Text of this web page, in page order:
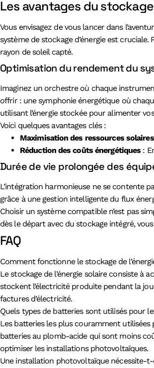
Les avantages du
Vous envisagez de vous lancer dans
système de stockage d’énergie est
rayon de soleil capté.
Optimisation du rendement du
Imaginez un orchestre où chaque
offrir : une symphonie énergétique où
utilisant l’énergie stockée pour alimenter
Voici quelques avantages clés :
Maximisation des ressources solaires
Réduction des coûts énergétiques :
Durée de vie prolongée des
L’intégration harmonieuse ne se contente
grâce à une gestion intelligente du flux
Choisir un système compatible n’est pas
dès le départ avec du stockage intégré,
FAQ
Comment fonctionne le stockage de
Le stockage de l’énergie solaire consiste à
stockent l’électricité produite pendant la
factures d’électricité.
Quels types de batteries sont utilisés pour
Les batteries les plus couramment
batteries au plomb-acide qui sont moins
optimiser les installations photovoltaïques.
Une installation photovoltaïque nécessite-